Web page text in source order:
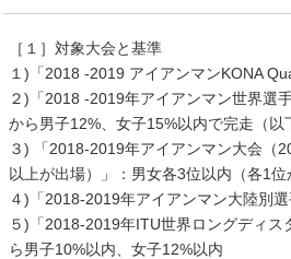
［１］対象大会と基準
１)「2018 -2019 アイアンマンKONA
２)「2018 -2019年アイアンマン世界選
から男子12%、女子15%以内で完走（
３) 「2018-2019年アイアンマン大会（
以上が出場）」：男女各3位以内（各1
４)「2018-2019年アイアンマン大陸別
５)「2018-2019年ITU世界ロングディ
ら男子10%以内、女子12%以内